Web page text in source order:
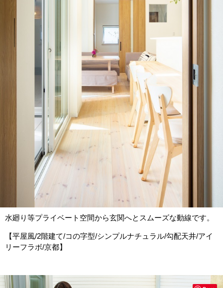
水廻り等プライベート空間から玄関へとスムーズな動線です。
【平屋風/2階建て/コの字型/シンプルナチュラル/勾配天井/アイ
リーフラボ/京都】